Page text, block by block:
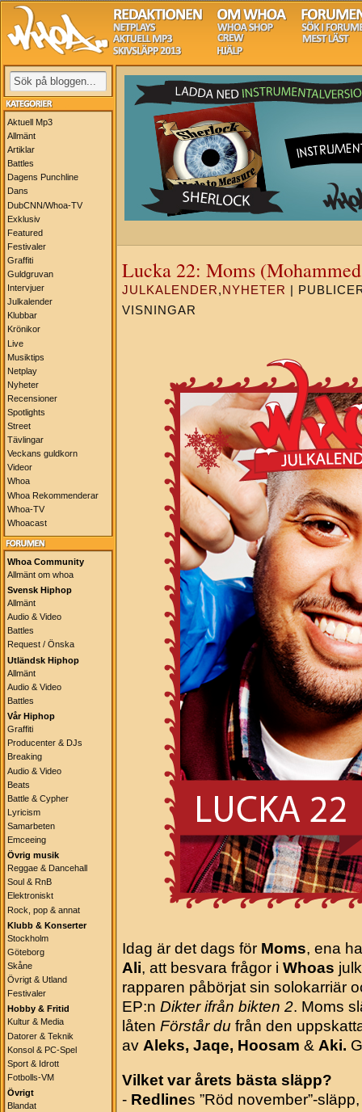
Aktuell Mp3
Allmänt
Artiklar
Battles
Dagens Punchline
Dans
DubCNN/Whoa-TV
Exklusiv
Featured
Festivaler
Graffiti
Guldgruvan
Intervjuer
Julkalender
Klubbar
Krönikor
Live
Musiktips
Netplay
Nyheter
Recensioner
Spotlights
Street
Tävlingar
Veckans guldkorn
Videor
Whoa
Whoa Rekommenderar
Whoa-TV
Whoacast
Whoa Community
Allmänt om whoa
Svensk Hiphop
Allmänt
Audio & Video
Battles
Request / Önska
Utländsk Hiphop
Allmänt
Audio & Video
Battles
Vår Hiphop
Graffiti
Producenter & DJs
Breaking
Audio & Video
Beats
Battle & Cypher
Lyricism
Samarbeten
Emceeing
Övrig musik
Reggae & Dancehall
Soul & RnB
Elektroniskt
Rock, pop & annat
Klubb & Konserter
Stockholm
Göteborg
Skåne
Övrigt & Utland
Festivaler
Hobby & Fritid
Kultur & Media
Datorer & Teknik
Konsol & PC-Spel
Sport & Idrott
Fotbolls-VM
Övrigt
Blandat
Lucka 22: Moms
JULKALENDER, NYHETER
|
VISNINGAR
Idag är det dags för Moms, ena
Ali, att besvara frågor i Whoas
rapparen påbörjat sin solokarriär
EP:n Dikter ifrån bikten 2. Moms
låten Förstår du från den
av Aleks, Jaqe, Hoosam & Aki.
Vilket var årets bästa släpp?
- Redlines ”Röd november”-